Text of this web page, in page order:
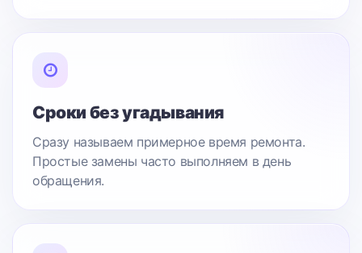
Сроки без угадывания
Сразу называем примерное время ремонта.
Простые замены часто выполняем в день
обращения.